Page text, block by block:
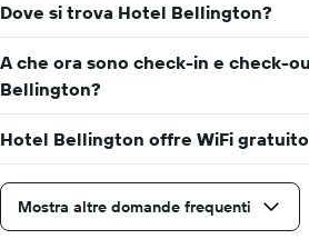
Il
grafico
ha
1
asse
Y
a
indicare
il
prezzo
medio
Dove si trova Hotel Bellington?
A che ora sono check-in e check-
Bellington?
Hotel Bellington offre WiFi
Mostra altre domande frequenti